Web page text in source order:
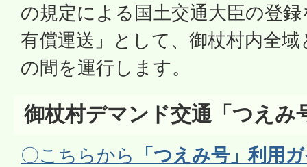
の規定による国土交通大臣の登
有償運送」として、御杖村内全
の間を運行します。
御杖村デマンド交通「つえみ
〇こちらから
「つえみ号」利用